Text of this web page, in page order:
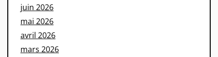
juin 2026
mai 2026
avril 2026
mars 2026